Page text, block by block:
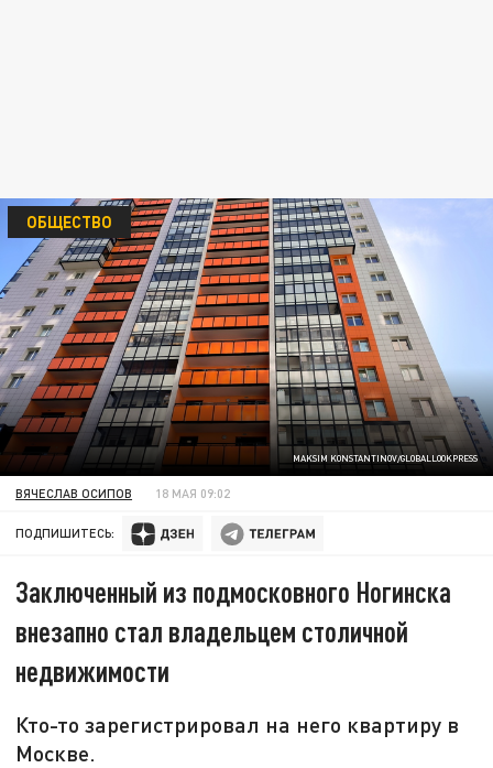
MAKSIM KONSTANTINOV/GLOBALLOOKPRESS
ОБЩЕСТВО
ВЯЧЕСЛАВ ОСИПОВ 18 МАЯ 09:02
ПОДПИШИТЕСЬ:
Заключенный из подмосковного Ногинска
внезапно стал владельцем столичной
недвижимости
Кто-то зарегистрировал на него квартиру в
Москве.